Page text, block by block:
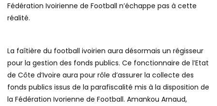
Fédération Ivoirienne de Football n’échappe pas à cette
réalité.
La faîtière du football ivoirien aura désormais un régisseur
pour la gestion des fonds publics. Ce fonctionnaire de l’Etat
de Côte d’Ivoire aura pour rôle d’assurer la collecte des
fonds publics issus de la parafiscalité mis à la disposition de
la Fédération Ivorienne de Football. Amankou Arnaud,